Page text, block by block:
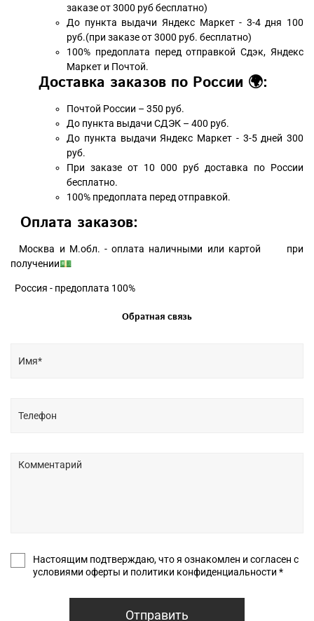
заказе от 3000 руб бесплатно)
До пункта выдачи Яндекс Маркет - 3-4 дня 100
руб.(при заказе от 3000 руб. бесплатно)
100% предоплата перед отправкой Сдэк, Яндекс
Маркет и Почтой.
Доставка заказов по России 🌍:
Почтой России – 350 руб.
До пункта выдачи СДЭК – 400 руб.
До пункта выдачи Яндекс Маркет - 3-5 дней 300
руб.
При заказе от 10 000 руб доставка по России
бесплатно.
100% предоплата перед отправкой.
Оплата заказов:
Москва и М.обл. - оплата наличными или картой при
получении💵
Россия - предоплата 100%
Обратная связь
Настоящим подтверждаю, что я ознакомлен и согласен с
условиями оферты и политики конфиденциальности *
Отправить